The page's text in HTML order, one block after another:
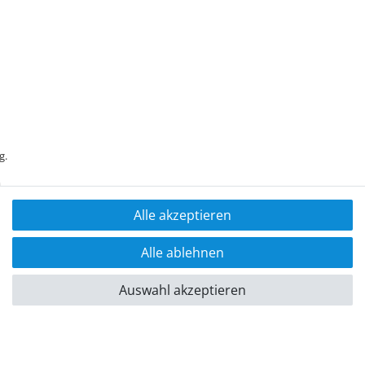
Alle akzeptieren
Alle ablehnen
Auswahl akzeptieren